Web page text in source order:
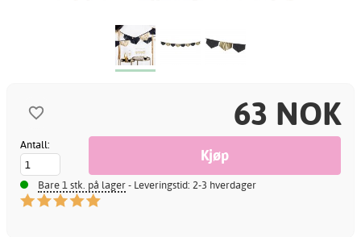
63 NOK
Antall:
Bare 1 stk. på lager- Leveringstid: 2-3 hverdager